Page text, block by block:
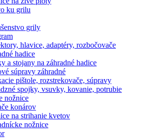
ku grilu
grily
hlavice, adaptéry, rozbočovače
hadice
a stojany na záhradné hadice
súpravy záhradné
pištole, rozstrekovače, súpravy
spojky, vsuvky, kovanie, potrubie
nožnice
konárov
na strihanie kvetov
nožnice